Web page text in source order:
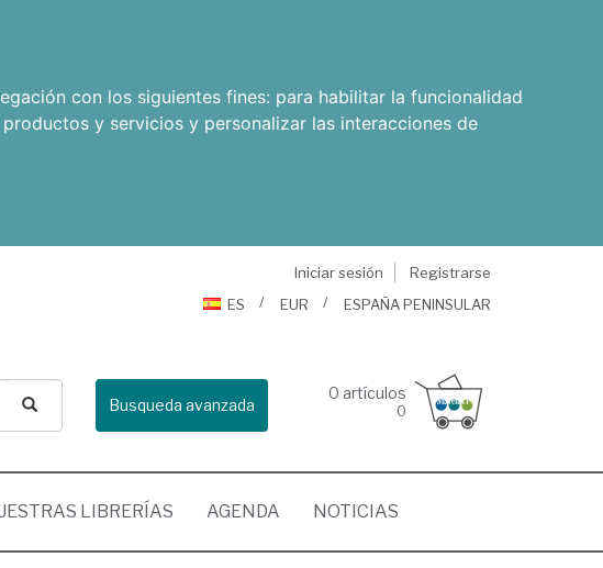
con los siguientes fines: para habilitar la funcionalidad
y servicios y personalizar las interacciones de
Iniciar sesión
Registrarse
ES
EUR ESPAÑA PENINSULAR
Busqueda avanzada
0 artículos
0
LIBRERÍAS AGENDA NOTICIAS